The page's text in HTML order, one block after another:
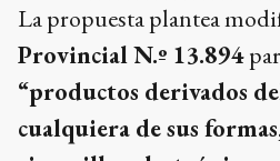
La propuesta plantea
Provincial N.º 13.894
“productos derivados
cualquiera de sus